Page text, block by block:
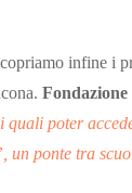
infine i
quali poter
un ponte tra